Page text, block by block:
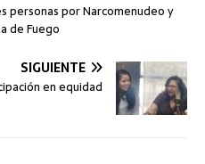
personas por Narcomenudeo y
de Fuego
SIGUIENTE
en equidad